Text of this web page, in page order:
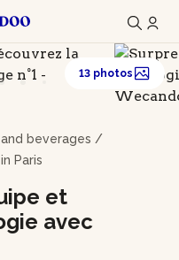
and beverages /
Paris
et
avec
13 photos